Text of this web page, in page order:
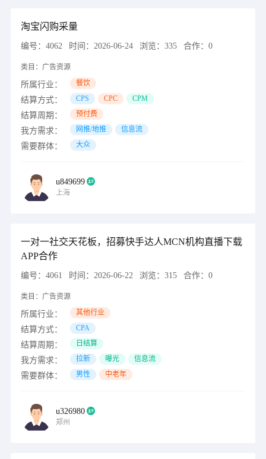
淘宝闪购采量
编号： 4062 时间： 2026-06-24 浏览： 335 合作： 0
类目： 广告资源
所属行业： 餐饮
结算方式： CPS CPC CPM
结算周期： 预付费
我方需求： 网推/地推 信息流
需要群体： 大众
u849699
上海
一对一社交天花板，招募快手达人MCN机构直播下载
APP合作
编号： 4061 时间： 2026-06-22 浏览： 315 合作： 0
类目： 广告资源
所属行业： 其他行业
结算方式： CPA
结算周期： 日结算
我方需求： 拉新 曝光 信息流
需要群体： 男性 中老年
u326980
郑州